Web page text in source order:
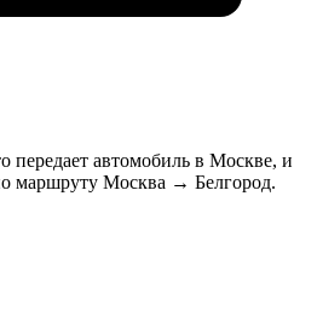
автомобиль в Москве, и
маршруту Москва → Белгород.